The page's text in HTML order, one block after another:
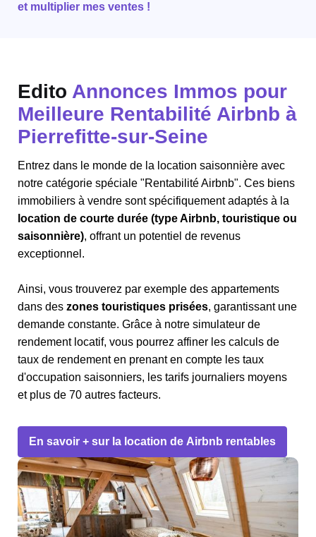
et multiplier mes ventes !
Edito Annonces Immos pour
Meilleure Rentabilité Airbnb à
Pierrefitte-sur-Seine
Entrez dans le monde de la location saisonnière avec
notre catégorie spéciale "Rentabilité Airbnb". Ces biens
immobiliers à vendre sont spécifiquement adaptés à la
location de courte durée (type Airbnb, touristique ou
saisonnière), offrant un potentiel de revenus
exceptionnel.
Ainsi, vous trouverez par exemple des appartements
dans des zones touristiques prisées, garantissant une
demande constante. Grâce à notre simulateur de
rendement locatif, vous pourrez affiner les calculs de
taux de rendement en prenant en compte les taux
d'occupation saisonniers, les tarifs journaliers moyens
et plus de 70 autres facteurs.
En savoir + sur la location de Airbnb rentables